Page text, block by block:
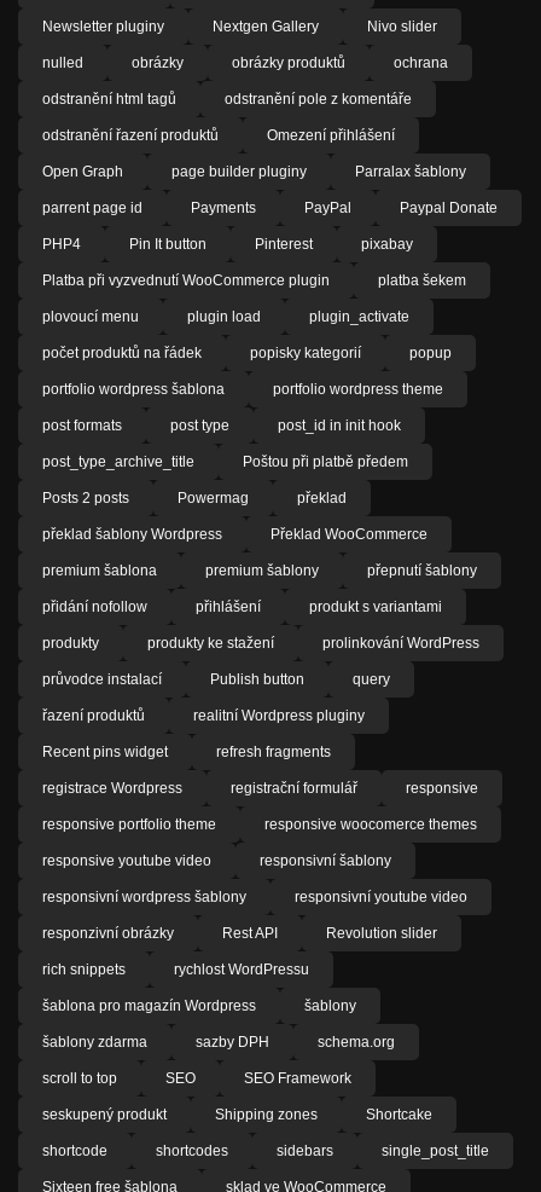
Newsletter pluginy Nextgen Gallery Nivo slider
nulled obrázky obrázky produktů ochrana
odstranění html tagů odstranění pole z komentáře
odstranění řazení produktů Omezení přihlášení
Open Graph page builder pluginy Parralax šablony
parrent page id Payments PayPal Paypal Donate
PHP4 Pin It button Pinterest pixabay
Platba při vyzvednutí WooCommerce plugin platba šekem
plovoucí menu plugin load plugin_activate
počet produktů na řádek popisky kategorií popup
portfolio wordpress šablona portfolio wordpress theme
post formats post type post_id in init hook
post_type_archive_title Poštou při platbě předem
Posts 2 posts Powermag překlad
překlad šablony Wordpress Překlad WooCommerce
premium šablona premium šablony přepnutí šablony
přidání nofollow přihlášení produkt s variantami
produkty produkty ke stažení prolinkování WordPress
průvodce instalací Publish button query
řazení produktů realitní Wordpress pluginy
Recent pins widget refresh fragments
registrace Wordpress registrační formulář responsive
responsive portfolio theme responsive woocomerce themes
responsive youtube video responsivní šablony
responsivní wordpress šablony responsivní youtube video
responzivní obrázky Rest API Revolution slider
rich snippets rychlost WordPressu
šablona pro magazín Wordpress šablony
šablony zdarma sazby DPH schema.org
scroll to top SEO SEO Framework
seskupený produkt Shipping zones Shortcake
shortcode shortcodes sidebars single_post_title
Sixteen free šablona sklad ve WooCommerce